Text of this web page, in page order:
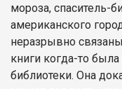
мороза, спаситель-
американского
неразрывно
книги когда-то
библиотеки. Она